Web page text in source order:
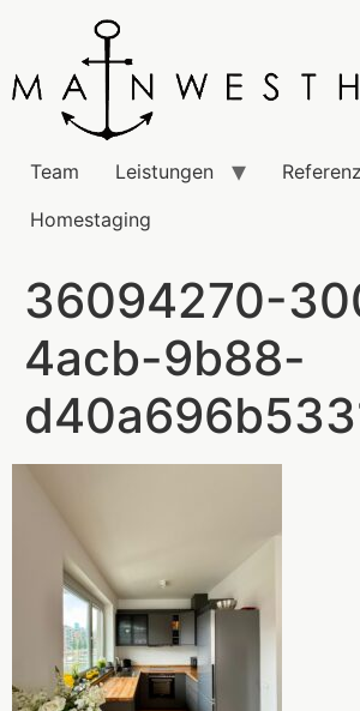
Team Leistungen
Homestaging
36094270-
4acb-9b88-